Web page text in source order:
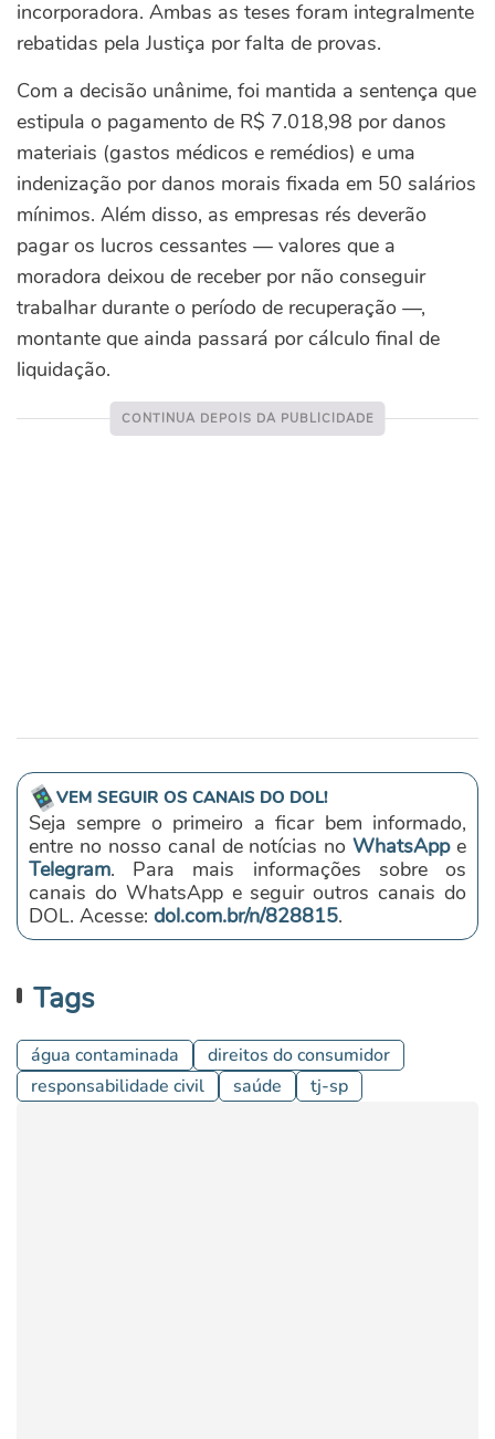
incorporadora. Ambas as teses foram integralmente
rebatidas pela Justiça por falta de provas.
Com a decisão unânime, foi mantida a sentença que
estipula o pagamento de R$ 7.018,98 por danos
materiais (gastos médicos e remédios) e uma
indenização por danos morais fixada em 50 salários
mínimos. Além disso, as empresas rés deverão
pagar os lucros cessantes — valores que a
moradora deixou de receber por não conseguir
trabalhar durante o período de recuperação —,
montante que ainda passará por cálculo final de
liquidação.
VEM SEGUIR OS CANAIS DO DOL!
Seja sempre o primeiro a ficar bem informado,
entre no nosso canal de notícias noWhatsAppe
Telegram. Para mais informações sobre os
canais do WhatsApp e seguir outros canais do
DOL. Acesse: dol.com.br/n/828815.
Tags
água contaminada
direitos do consumidor
responsabilidade civil
saúde tj-sp